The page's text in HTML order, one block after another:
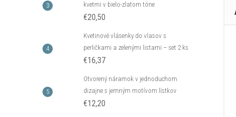
kvetmi v bielo-zlatom tóne
€20,50
Kvetinové vlásenky do vlasov s
perličkami a zelenými listami – set 2 ks
€16,37
Otvorený náramok v jednoduchom
dizajne s jemným motívom lístkov
€12,20